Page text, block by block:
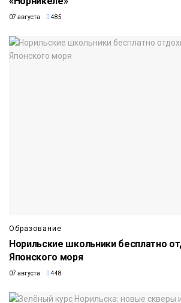
07 августа 485
Образование
Норильские школьники бесплатно
Японского моря
07 августа 448